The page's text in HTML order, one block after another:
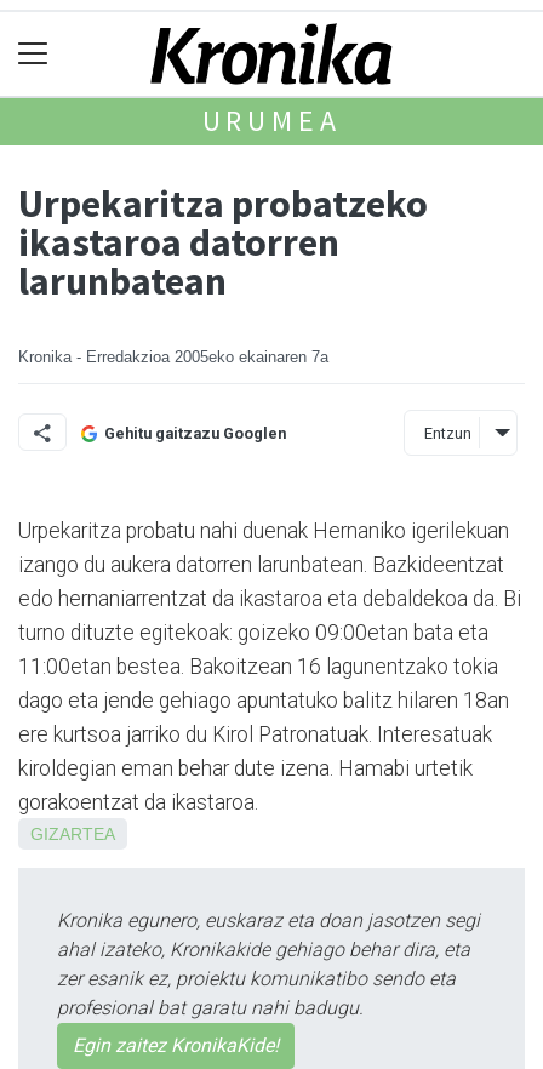
URUMEA
Urpekaritza probatzeko
ikastaroa datorren
larunbatean
Kronika - Erredakzioa 2005eko ekainaren 7a
Gehitu gaitzazu Googlen Entzun
Urpekaritza probatu nahi duenak Hernaniko igerilekuan
izango du aukera datorren larunbatean. Bazkideentzat
edo hernaniarrentzat da ikastaroa eta debaldekoa da. Bi
turno dituzte egitekoak: goizeko 09:00etan bata eta
11:00etan bestea. Bakoitzean 16 lagunentzako tokia
dago eta jende gehiago apuntatuko balitz hilaren 18an
ere kurtsoa jarriko du Kirol Patronatuak. Interesatuak
kiroldegian eman behar dute izena. Hamabi urtetik
gorakoentzat da ikastaroa.
GIZARTEA
Kronika egunero, euskaraz eta doan jasotzen segi
ahal izateko, Kronikakide gehiago behar dira, eta
zer esanik ez, proiektu komunikatibo sendo eta
profesional bat garatu nahi badugu.
Egin zaitez KronikaKide!